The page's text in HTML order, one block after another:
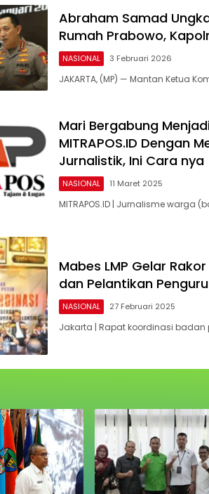
Abraham Samad
Rumah Prabowo,
NASIONAL 3 Februari 2026
JAKARTA, (MP) — Mantan Ketua
Mari Bergabung
MITRAPOS.ID Dengan
Jurnalistik, Ini Cara nya
NASIONAL 11 Maret 2025
MITRAPOS.ID | Jurnalisme warga
Mabes LMP Gelar
dan Pelantikan
NASIONAL 27 Februari 2025
Jakarta | Rapat koordinasi